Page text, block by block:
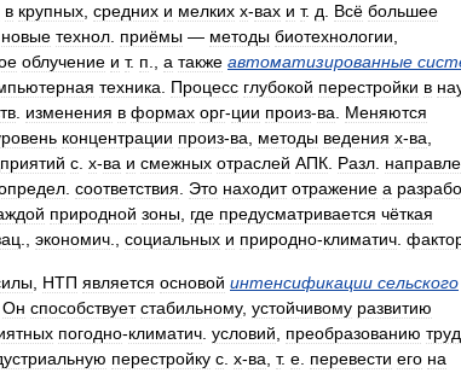
в крупных средних и мелких х-вах и т. д Всё большее
новые технол приёмы — методы биотехнологии
облучение и т. п а также автоматизированные
техника Процесс глубокой перестройки в
изменения в формах орг-ции произ-ва
Меняются
концентрации произ-ва методы ведения х-ва
с х-ва и смежных отраслей АПК Разл
соответствия Это находит отражение а
природной зоны где предусматривается чёткая
экономич социальных и природно-климатич
НТП является основой интенсификации сельского
Он способствует стабильному, устойчивому развитию
погодно-климатич условий преобразованию
перестройку с х-ва т. е перевести его на